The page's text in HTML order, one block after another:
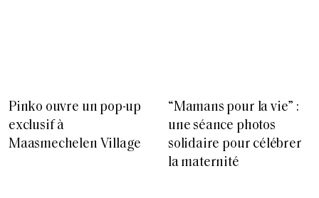
Pinko ouvre un pop-up
exclusif à
Maasmechelen Village
“Mamans pour la vie” :
une séance photos
solidaire pour célébrer
la maternité